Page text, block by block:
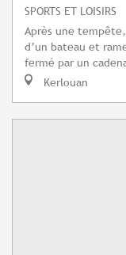
SPORTS ET LOISIRS
Après une
d’un bateau et
fermé par un
Kerlouan